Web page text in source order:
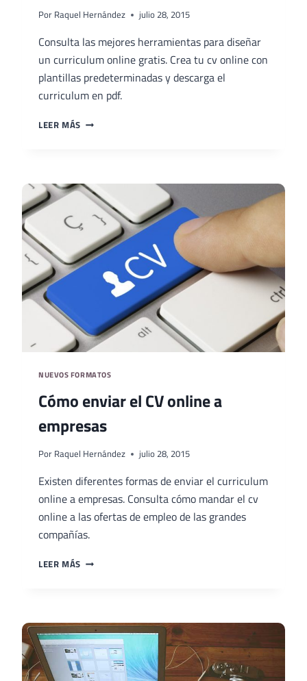
Por Raquel Hernández julio 28, 2015
Consulta las mejores herramientas para diseñar
un curriculum online gratis. Crea tu cv online con
plantillas predeterminadas y descarga el
curriculum en pdf.
LEER MÁS DISEÑAR
NUEVOS FORMATOS
Cómo enviar el CV online a
empresas
Por Raquel Hernández julio 28, 2015
Existen diferentes formas de enviar el curriculum
online a empresas. Consulta cómo mandar el cv
online a las ofertas de empleo de las grandes
compañías.
LEER MÁS CÓMO
A
EMPRESAS